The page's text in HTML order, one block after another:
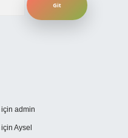
için admin
için Aysel